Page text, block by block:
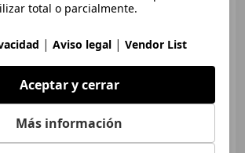
Precio justo
Techo solar, Cierre centralizado, Dirección asistida, Airbag del conductor, ESP, Elevalunas eléctrico, Sensor de lluvia, Control de tracción
total o parcialmente.
| Aviso legal | Vendor List
Aceptar y cerrar
Más información